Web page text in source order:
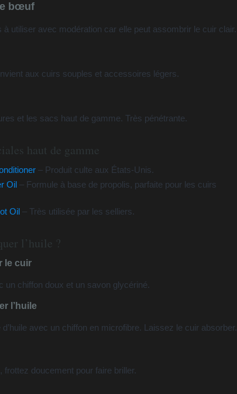
bœuf
à utiliser avec modération car elle peut assombrir le cuir clair.
aux cuirs souples et accessoires légers.
et les sacs haut de gamme. Très pénétrante.
haut de gamme
– Produit culte aux États-Unis.
Oil– Formule à base de propolis, parfaite pour les cuirs
Oil– Très utilisée par les selliers.
l’huile ?
le cuir
un chiffon doux et un savon glycériné.
l’huile
avec un chiffon en microfibre. Laissez le cuir absorber.
frottez doucement pour faire briller.